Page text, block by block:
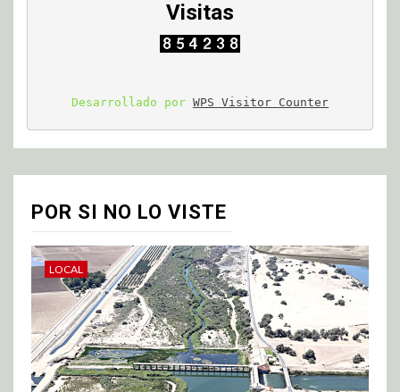
Visitas
Desarrollado por WPS Visitor Counter
POR SI NO LO VISTE
LOCAL